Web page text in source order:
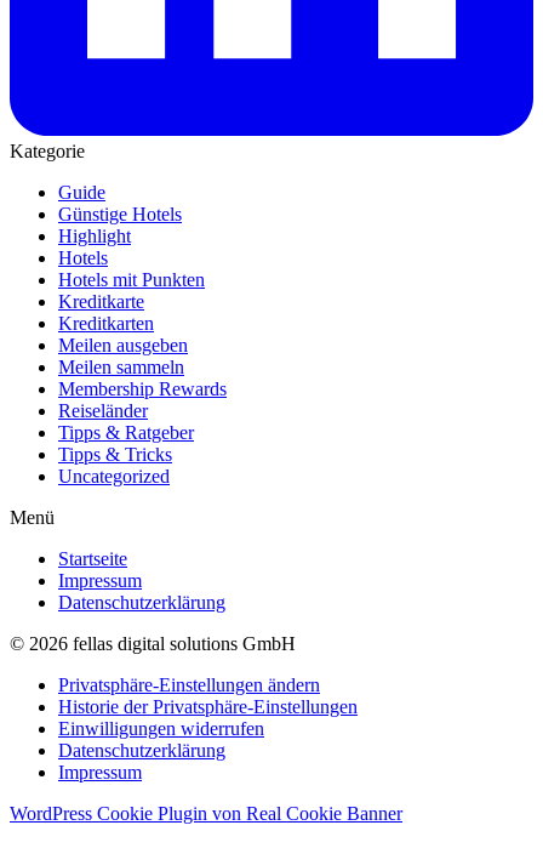
Kategorie
Guide
Günstige Hotels
Highlight
Hotels
Hotels mit Punkten
Kreditkarte
Kreditkarten
Meilen ausgeben
Meilen sammeln
Membership Rewards
Reiseländer
Tipps & Ratgeber
Tipps & Tricks
Uncategorized
Menü
Startseite
Impressum
Datenschutzerklärung
© 2026 fellas digital solutions GmbH
Privatsphäre-Einstellungen ändern
Historie der Privatsphäre-Einstellungen
Einwilligungen widerrufen
Datenschutzerklärung
Impressum
WordPress Cookie Plugin von Real Cookie Banner